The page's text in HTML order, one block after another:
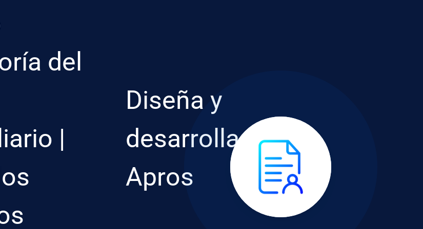
del
|
Diseña y
desarrolla
Apros